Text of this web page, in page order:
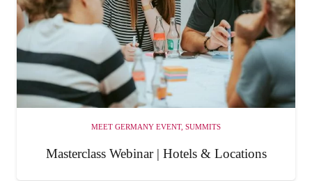
MEET GERMANY EVENT, SUMMITS
Masterclass Webinar | Hotels & Locations